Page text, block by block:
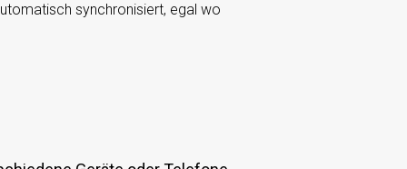
synchronisiert, egal wo